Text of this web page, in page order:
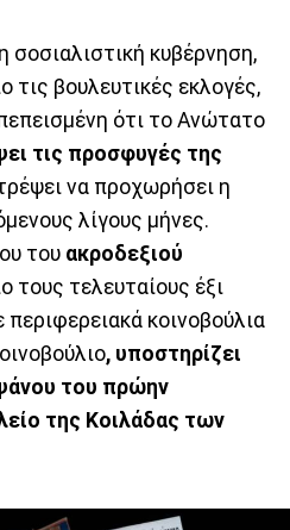
κυβέρνηση,
τις βουλευτικές εκλογές,
ότι το Ανώτατο
τις προσφυγές της
να προχωρήσει η
λίγους μήνες.
του ακροδεξιού
τους τελευταίους έξι
κοινοβούλια
, υποστηρίζει
του πρώην
της Κοιλάδας των